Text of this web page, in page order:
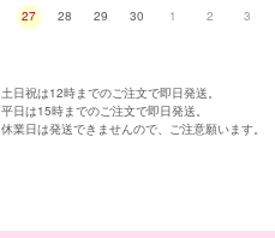
27
28 29 30 1 2 3
土日祝は12時までのご注文で即日発送。
平日は15時までのご注文で即日発送。
休業日は発送できませんので、ご注意願います。